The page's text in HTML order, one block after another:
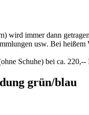
wird immer dann
usw. Bei
Schuhe) bei ca. 220,--
grün/blau